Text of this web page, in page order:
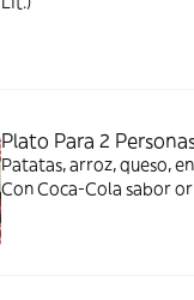
Plato Para 2
Patatas, arroz, queso,
Con Coca-Cola sabor